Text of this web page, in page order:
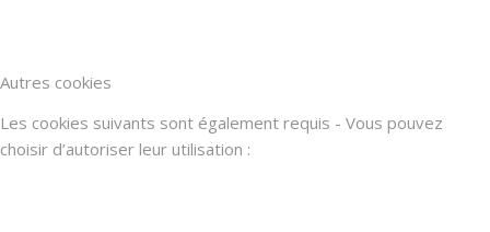
Autres cookies
Les cookies suivants sont également requis - Vous pouvez
choisir d’autoriser leur utilisation :